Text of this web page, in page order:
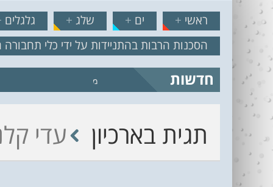
// תפריט
דלג לתוכן
ראשי + ים + שלג + גלגלים
הסכנות הרבות בהתניידות על ידי כלי
חדשות מצב הים והרוח – תחזית גלים
תגית בארכיון עדי